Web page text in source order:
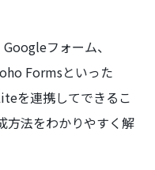
フォーム、
Formsといった
を連携してできるこ
方法をわかりやすく解